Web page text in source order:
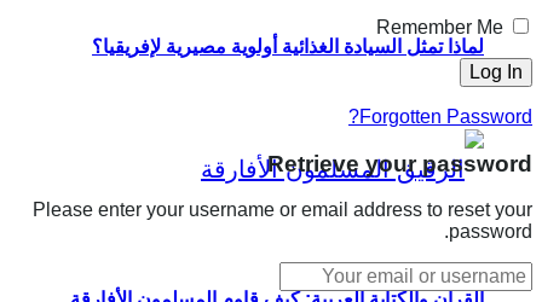
لماذا تمثل السيادة الغذائية أولوية مصيرية لإفريقيا؟
Remember Me
Forgotten Password?
Retrieve your password
Please enter your username or email address to reset your
password.